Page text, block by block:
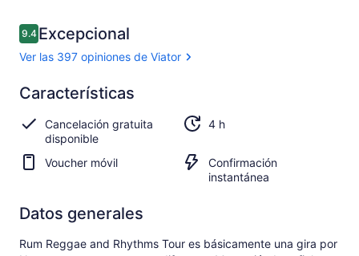
Opiniones
9.49.4 de 10,
Excepcional
Ver las 397 opiniones de Viator
9.49.4 de 10
Excepcional
Ver las
397
opiniones
de Viator
Características
Cancelación gratuita
disponible
4 h
Voucher móvil
Confirmación
instantánea
Datos generales
Rum Reggae and Rhythms Tour es básicamente una gira por